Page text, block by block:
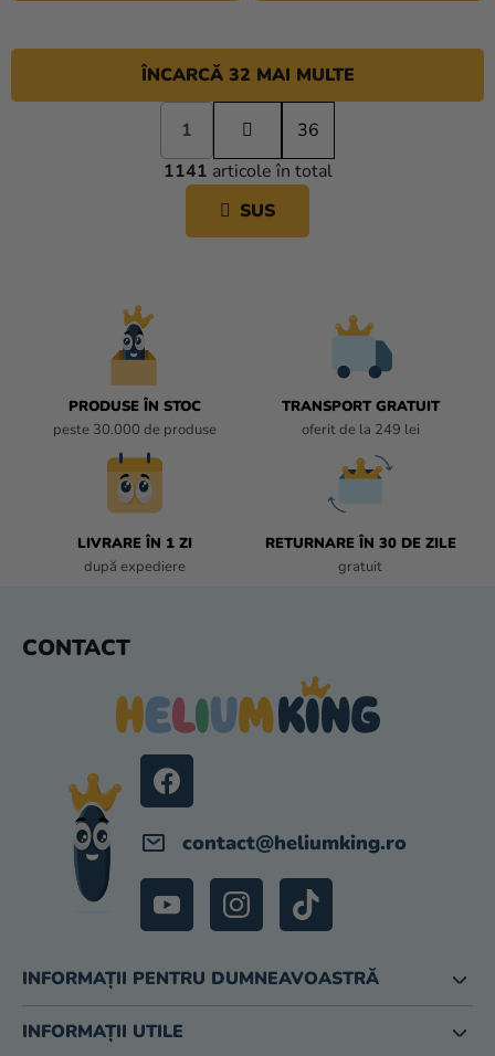
C
O
N
T
ÎNCARCĂ 32 MAI MULTE
P
a
g
i
a
r
1
36
1141 articole în total
SUS
PRODUSE ÎN STOC
peste 30.000 de produse
TRANSPORT GRATUIT
oferit de la 249 lei
LIVRARE ÎN 1 ZI
după expediere
RETURNARE ÎN 30 DE ZILE
gratuit
CONTACT
contact@heliumking.ro
INFORMAȚII PENTRU DUMNEAVOASTRĂ
INFORMAȚII UTILE